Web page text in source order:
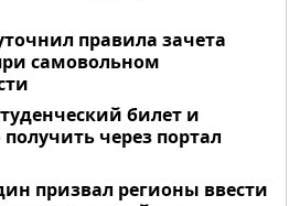
правила зачета
самовольном
билет и
через портал
призвал регионы ввести